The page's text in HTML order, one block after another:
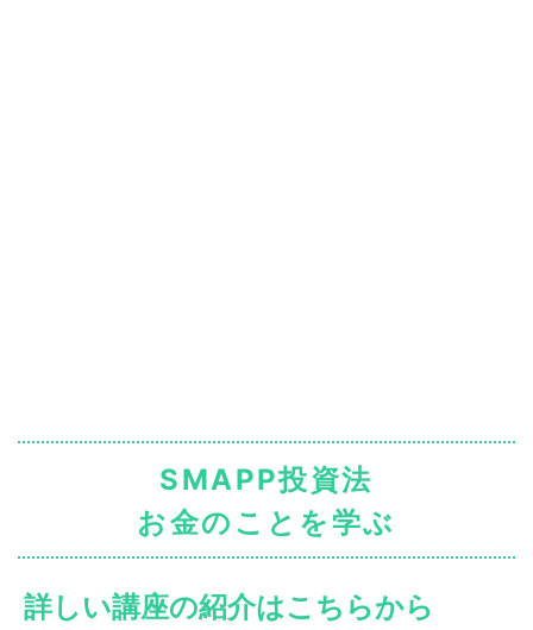
SMAPP投資法
お金のことを学ぶ
詳しい講座の紹介はこちらから